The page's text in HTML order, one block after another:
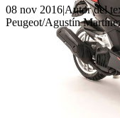
08 nov 2016|Autor del
Peugeot/Agustín